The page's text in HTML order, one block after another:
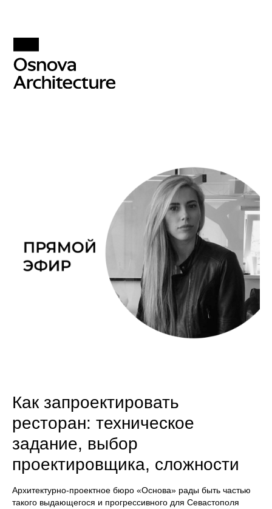
Как запроектировать
ресторан: техническое
задание, выбор
проектировщика, сложности
Архитектурно-проектное бюро «Основа» рады быть частью
такого выдающегося и прогрессивного для Севастополя